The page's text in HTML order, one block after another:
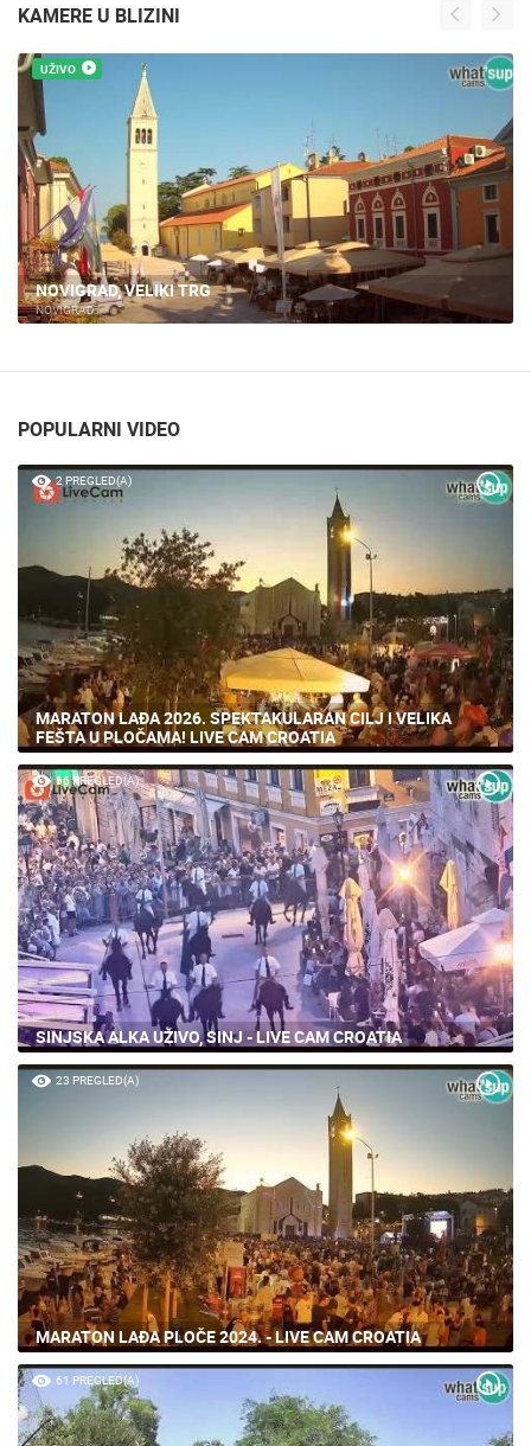
KAMERE U BLIZINI
UŽIVO
NOVIGRAD, VELIKI TRG
NOVIGRAD
POPULARNI VIDEO
2 PREGLED(A)
MARATON LAĐA 2026. SPEKTAKULARAN CILJ I VELIKA
FEŠTA U PLOČAMA! LIVE CAM CROATIA
66 PREGLED(A)
SINJSKA ALKA UŽIVO, SINJ - LIVE CAM CROATIA
23 PREGLED(A)
MARATON LAĐA PLOČE 2024. - LIVE CAM CROATIA
61 PREGLED(A)